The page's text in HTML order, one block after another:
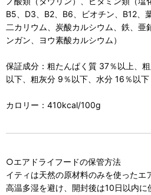
B5、D3、B2、B6、ビオチン、B12、
二カリウム、炭酸カルシウム、鉄、亜
ンガン、ヨウ素酸カルシウム）
保証成分：粗たんぱく質 37％以上、
以下、粗灰分 9％以下、水分 16％以下
カロリー：410kcal/100g
○エアドライフードの保管方法
イティは天然の原材料のみを使ったエ
高温多湿を避け、開封後は10日以内に